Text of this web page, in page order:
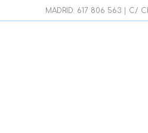
MADRID: 617 806 563 | C/